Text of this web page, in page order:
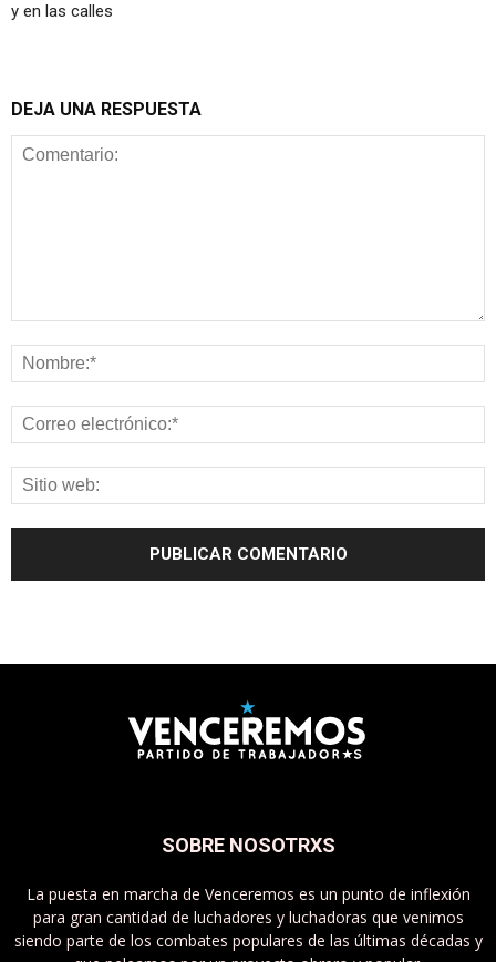
y en las calles
DEJA UNA RESPUESTA
SOBRE NOSOTRXS
La puesta en marcha de Venceremos es un punto de inflexión
para gran cantidad de luchadores y luchadoras que venimos
siendo parte de los combates populares de las últimas décadas y